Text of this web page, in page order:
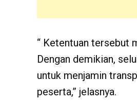
“ Ketentuan tersebut
Dengan demikian,
untuk menjamin
peserta,” jelasnya.